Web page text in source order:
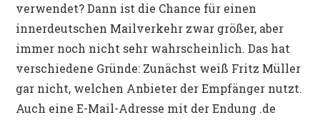
verwendet? Dann ist die Chance für einen
innerdeutschen Mailverkehr zwar größer, aber
immer noch nicht sehr wahrscheinlich. Das hat
verschiedene Gründe: Zunächst weiß Fritz Müller
gar nicht, welchen Anbieter der Empfänger nutzt.
Auch eine E-Mail-Adresse mit der Endung .de